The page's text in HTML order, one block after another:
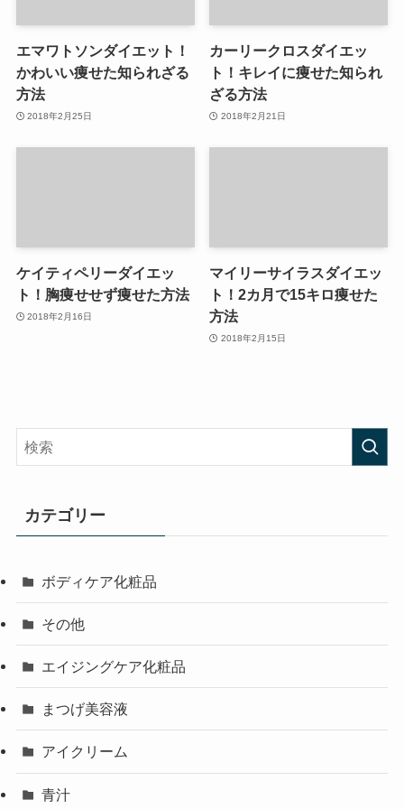
エマワトソンダイエット！
かわいい痩せた知られざる
方法
2018年2月25日
カーリークロスダイエッ
ト！キレイに痩せた知られ
ざる方法
2018年2月21日
ケイティペリーダイエッ
ト！胸痩せせず痩せた方法
2018年2月16日
マイリーサイラスダイエッ
ト！2カ月で15キロ痩せた
方法
2018年2月15日
カテゴリー
ボディケア化粧品
その他
エイジングケア化粧品
まつげ美容液
アイクリーム
青汁